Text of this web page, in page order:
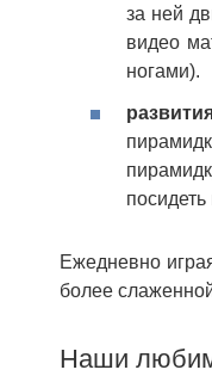
за ней
видео
ногами).
Ежедневно
более
Наши